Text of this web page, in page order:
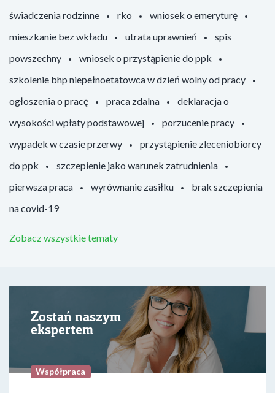
świadczenia rodzinne
rko
wniosek o emeryturę
mieszkanie bez wkładu
utrata uprawnień
spis
powszechny
wniosek o przystąpienie do ppk
szkolenie bhp niepełnoetatowca w dzień wolny od pracy
ogłoszenia o pracę
praca zdalna
deklaracja o
wysokości wpłaty podstawowej
porzucenie pracy
wypadek w czasie przerwy
przystąpienie zleceniobiorcy
do ppk
szczepienie jako warunek zatrudnienia
pierwsza praca
wyrównanie zasiłku
brak szczepienia
na covid-19
Zobacz wszystkie tematy
Zostań naszym
ekspertem
Współpraca